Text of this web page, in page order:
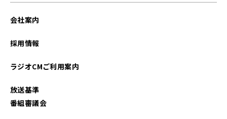
会社案内
採用情報
ラジオCMご利用案内
放送基準
番組審議会